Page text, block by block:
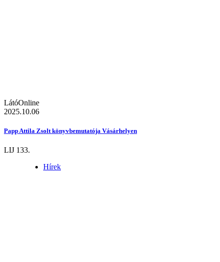
LátóOnline
2025.10.06
Papp Attila Zsolt könyvbemutatója Vásárhelyen
LIJ 133.
Hírek